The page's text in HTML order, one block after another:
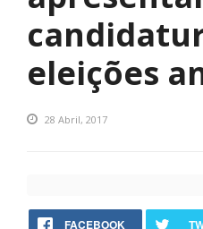
eleições
28 Abril, 2017
FACEBOOK